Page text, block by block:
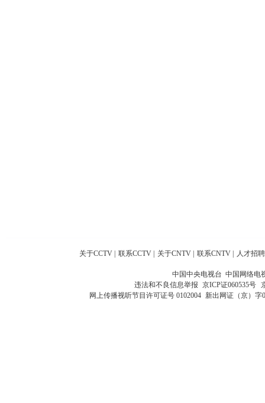
关于CCTV 联系CCTV 关于CNTV 联系CNTV 人才招聘
中国中央电视台 中国网络电
违法和不良信息举报 京ICP证060535号
网上传播视听节目许可证号 0102004 新出网证（京）